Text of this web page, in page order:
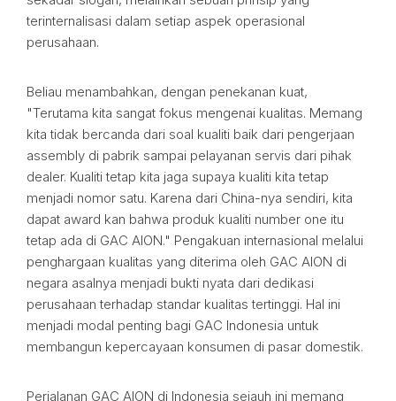
terinternalisasi dalam setiap aspek operasional
perusahaan.
Beliau menambahkan, dengan penekanan kuat,
"Terutama kita sangat fokus mengenai kualitas. Memang
kita tidak bercanda dari soal kualiti baik dari pengerjaan
assembly di pabrik sampai pelayanan servis dari pihak
dealer. Kualiti tetap kita jaga supaya kualiti kita tetap
menjadi nomor satu. Karena dari China-nya sendiri, kita
dapat award kan bahwa produk kualiti number one itu
tetap ada di GAC AION." Pengakuan internasional melalui
penghargaan kualitas yang diterima oleh GAC AION di
negara asalnya menjadi bukti nyata dari dedikasi
perusahaan terhadap standar kualitas tertinggi. Hal ini
menjadi modal penting bagi GAC Indonesia untuk
membangun kepercayaan konsumen di pasar domestik.
Perjalanan GAC AION di Indonesia sejauh ini memang